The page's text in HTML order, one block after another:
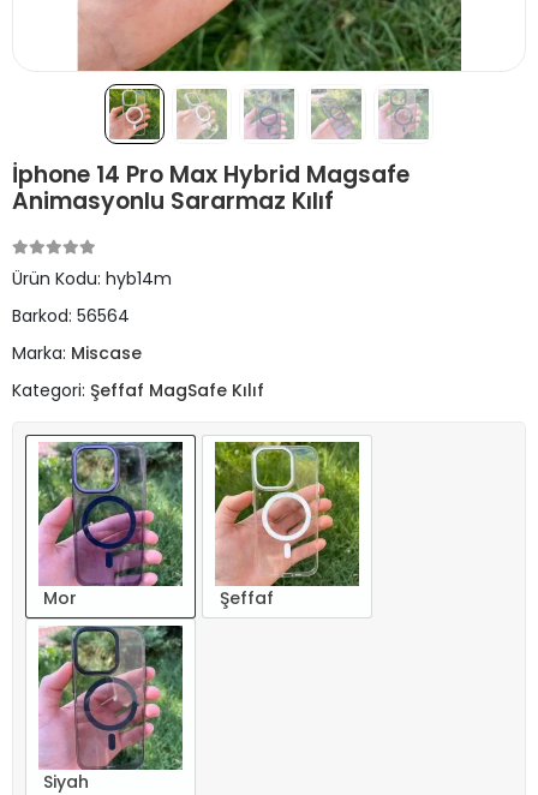
İphone 14 Pro Max Hybrid Magsafe
Animasyonlu Sararmaz Kılıf
Ürün Kodu: hyb14m
Barkod: 56564
Marka: Miscase
Kategori: Şeffaf MagSafe Kılıf
Mor Şeffaf
Siyah